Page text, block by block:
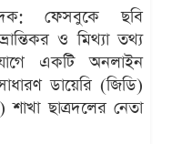
ফেসবুকে ছবি
ও মিথ্যা তথ্য
একটি অনলাইন
ডায়েরি (জিডি)
শাখা ছাত্রদলের নেতা